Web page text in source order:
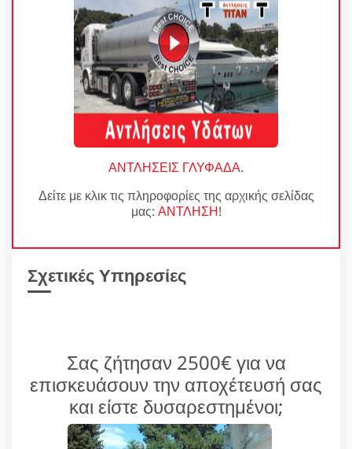
ΑΝΤΛΗΣΕΙΣ ΓΛΥΦΑΔΑ.
Δείτε με κλικ τις πληροφορίες της αρχικής σελίδας
μας: ΑΝΤΛΗΣΗ!
Σχετικές Υπηρεσίες
Σας ζήτησαν 2500€ για να
επισκευάσουν την αποχέτευσή σας
και είστε δυσαρεστημένοι;